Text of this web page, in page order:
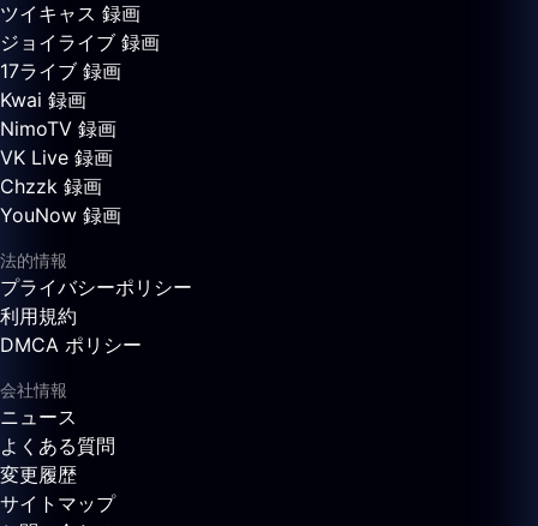
ツイキャス 録画
ジョイライブ 録画
17ライブ 録画
Kwai 録画
NimoTV 録画
VK Live 録画
Chzzk 録画
YouNow 録画
法的情報
プライバシーポリシー
利用規約
DMCA ポリシー
会社情報
ニュース
よくある質問
変更履歴
サイトマップ